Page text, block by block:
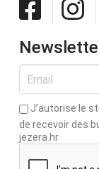
J’autorise le
de recevoir des
jezera.hr